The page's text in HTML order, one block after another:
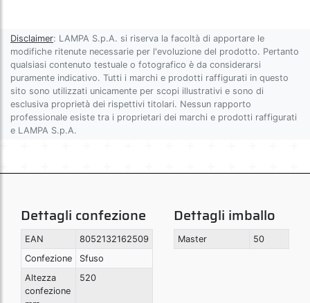
Disclaimer: LAMPA S.p.A. si riserva la facoltà di apportare le
modifiche ritenute necessarie per l'evoluzione del prodotto. Pertanto
qualsiasi contenuto testuale o fotografico è da considerarsi
puramente indicativo. Tutti i marchi e prodotti raffigurati in questo
sito sono utilizzati unicamente per scopi illustrativi e sono di
esclusiva proprietà dei rispettivi titolari. Nessun rapporto
professionale esiste tra i proprietari dei marchi e prodotti raffigurati
e LAMPA S.p.A.
Dettagli confezione
EAN
8052132162509
Confezione
Sfuso
Altezza
confezione
520
Dettagli imballo
Master 50